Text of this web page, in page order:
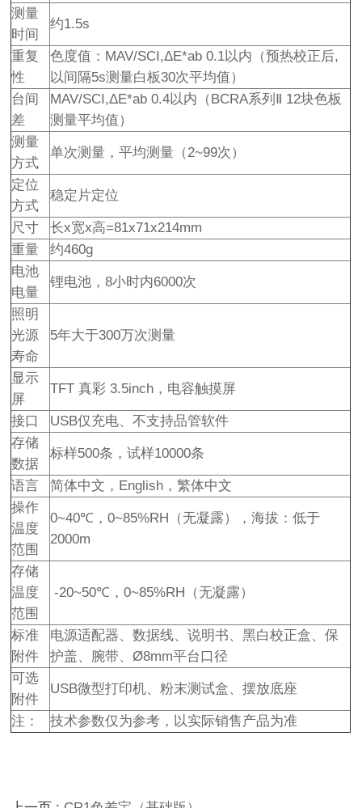
测量
时间
约1.5s
重复
性
色度值：MAV/SCI,ΔE*ab 0.1以内（预热校正后,
以间隔5s测量白板30次平均值）
台间
差
MAV/SCI,ΔE*ab 0.4以内（BCRA系列Ⅱ 12块色板
测量平均值）
测量
方式
单次测量，平均测量（2~99次）
定位
方式
稳定片定位
尺寸
长x宽x高=81x71x214mm
重量
约460g
电池
电量
锂电池，8小时内6000次
照明
光源
寿命
5年大于300万次测量
显示
屏
TFT 真彩 3.5inch，电容触摸屏
接口
USB仅充电、不支持品管软件
存储
数据
标样500条，试样10000条
语言
简体中文，English，繁体中文
操作
温度
范围
0~40℃，0~85%RH（无凝露），海拔：低于
2000m
存储
温度
范围
-20~50℃，0~85%RH（无凝露）
标准
附件
电源适配器、数据线、说明书、黑白校正盒、保
护盖、腕带、Ø8mm平台口径
可选
附件
USB微型打印机、粉末测试盒、摆放底座
注： 技术参数仅为参考，以实际销售产品为准